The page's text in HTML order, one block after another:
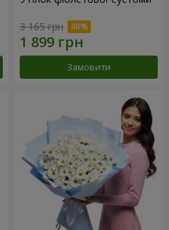
3 165 грн
Замовити